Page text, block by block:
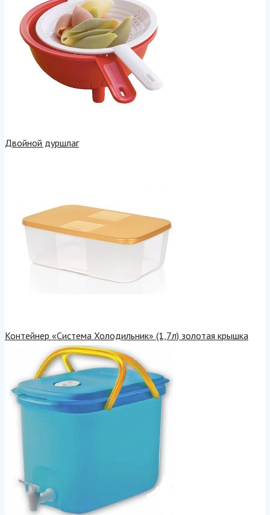
Двойной дуршлаг
Контейнер «Система Холодильник» (1,7л) золотая крышка